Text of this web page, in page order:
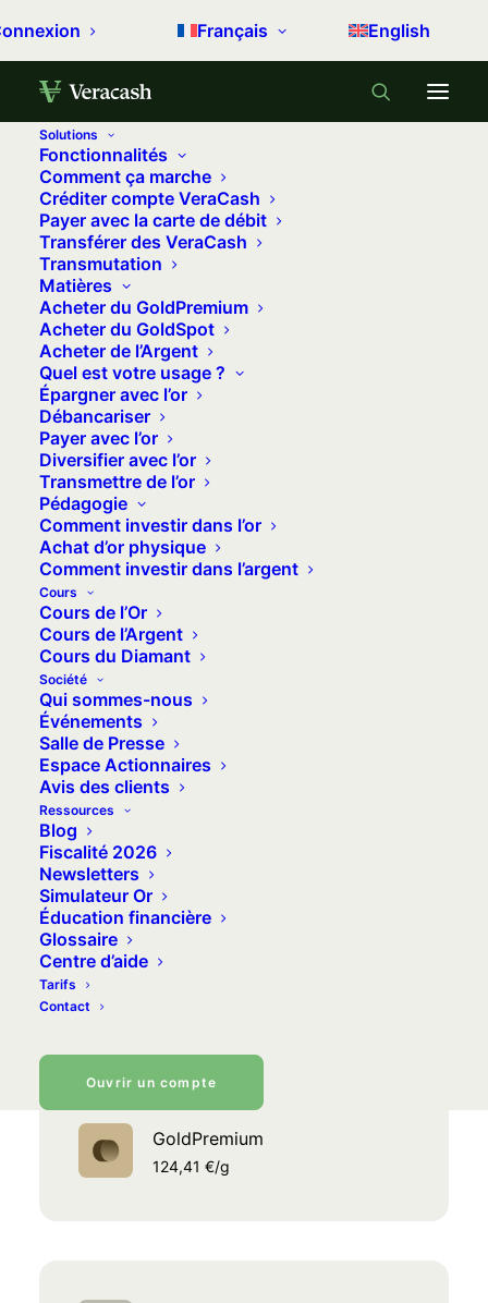
Français English
Solutions
Fonctionnalités
Comment ça marche
Créditer compte VeraCash
Payer avec la carte de débit
Transférer des VeraCash
Transmutation
Matières
Acheter du GoldPremium
Acheter du GoldSpot
Acheter de l’Argent
Quel est votre usage ?
Épargner avec l’or
Débancariser
Payer avec l’or
Diversifier avec l’or
Transmettre de l’or
Pédagogie
Comment investir dans l’or
Achat d’or physique
Comment investir dans l’argent
Cours
Cours de l’Or
Cours de l’Argent
Cours du Diamant
Société
Qui sommes-nous
Événements
Salle de Presse
Espace Actionnaires
Avis des clients
Ressources
Blog
Fiscalité 2026
Newsletters
Simulateur Or
Éducation financière
Glossaire
Centre d’aide
Tarifs
Contact
Ouvrir un compte
Une carte,
un compte,
de l'or.
Avec Veracash, constituez-vous une épargne en
or et en argent métal
disponible à chaque instant pour vos paiements
du quotidien.
Ouvrir un compte
App Store
Google Play
Trustpilot
GoldSpot
GoldPremium
124,41 €/g